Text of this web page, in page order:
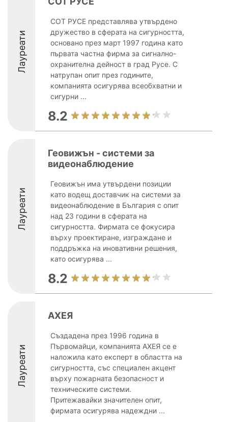
Лауреати
СОТ РУСЕ представлява утвърдено
дружество в сферата на сигурността,
основано през март 1997 година като
първата частна фирма за сигнално-
охранителна дейност в град Русе. С
натрупан опит през годините,
компанията осигурява всеобхватни и
сигурни ...
8.2
Лауреати
Геовижън - системи за
видеонаблюдение
Геовижън има утвърдени позиции
като водещ доставчик на системи за
видеонаблюдение в България с опит
над 23 години в сферата на
сигурността. Фирмата се фокусира
върху проектиране, изграждане и
поддръжка на иновативни решения,
като осигурява ...
8.2
Лауреати
АХЕЯ
Създадена през 1996 година в
Първомайци, компанията АХЕЯ се е
наложила като експерт в областта на
сигурността, със специален акцент
върху пожарната безопасност и
техническите системи.
Притежавайки значителен опит,
фирмата осигурява надеждни ...